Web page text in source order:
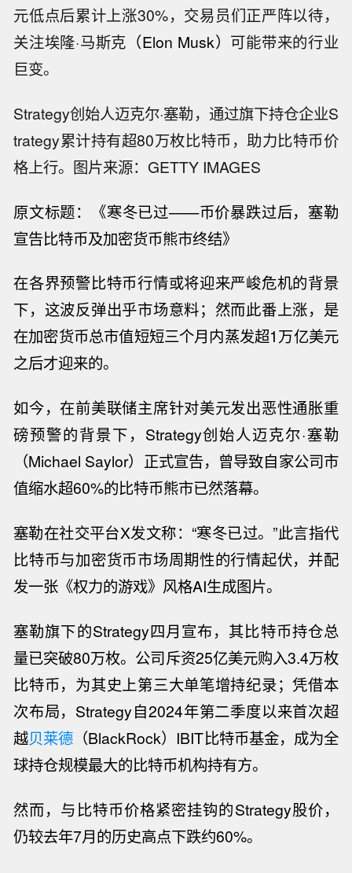
元低点后累计上涨30%，交易员们正严阵以待，
关注埃隆·马斯克 （Elon Musk） 可能带来的行业
巨变。
Strategy创始人迈克尔·塞勒，通过旗下持仓企业S
trategy累计持有超80万枚比特币，助力比特币价
格上行。图片来源：GETTY IMAGES
原文标题：《寒冬已过——币价暴跌过后，塞勒
宣告比特币及加密货币熊市终结》
在各界预警比特币行情或将迎来严峻危机的背景
下，这波反弹出乎市场意料；然而此番上涨，是
在加密货币总市值短短三个月内蒸发超1万亿美元
之后才迎来的。
如今，在前美联储主席针对美元发出恶性通胀重
磅预警的背景下， Strategy创始人迈克尔·塞勒
（Michael Saylor） 正式宣告，曾导致自家公司市
值缩水超60%的比特币熊市已然落幕。
塞勒在社交平台X发文称： “寒冬已过。 ”此言指代
比特币与加密货币市场周期性的行情起伏，并配
发一张《权力的游戏》风格AI生成图片。
塞勒旗下的Strategy四月宣布，其比特币持仓总
量已突破80万枚。公司斥资25亿美元购入3.4万枚
比特币， 为其史上第三大单笔增持纪录；凭借本
次布局， Strategy自2024年第二季度以来首次超
越贝莱德 （BlackRock） IBIT比特币基金，成为全
球持仓规模最大的比特币机构持有方。
然而，与比特币价格紧密挂钩的Strategy股价，
仍较去年7月的历史高点下跌约60%。